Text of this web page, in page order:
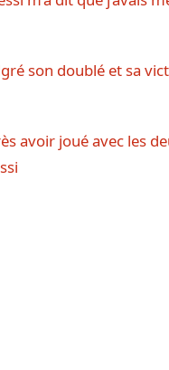
son doublé et sa
avoir joué avec les